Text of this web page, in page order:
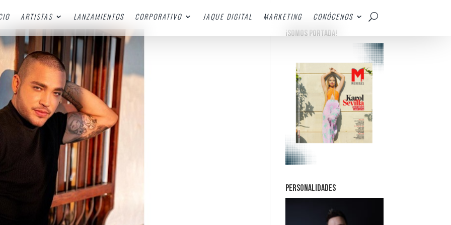
ARTISTAS LANZAMIENTOS CORPORATIVO JAQUE DIGITAL MARKETING
CONÓCENOS
¡SOMOS PORTADA!
PERSONALIDADES